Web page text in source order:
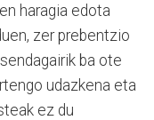
haragia edota
zer prebentzio
ba ote
udazkena eta
ez du